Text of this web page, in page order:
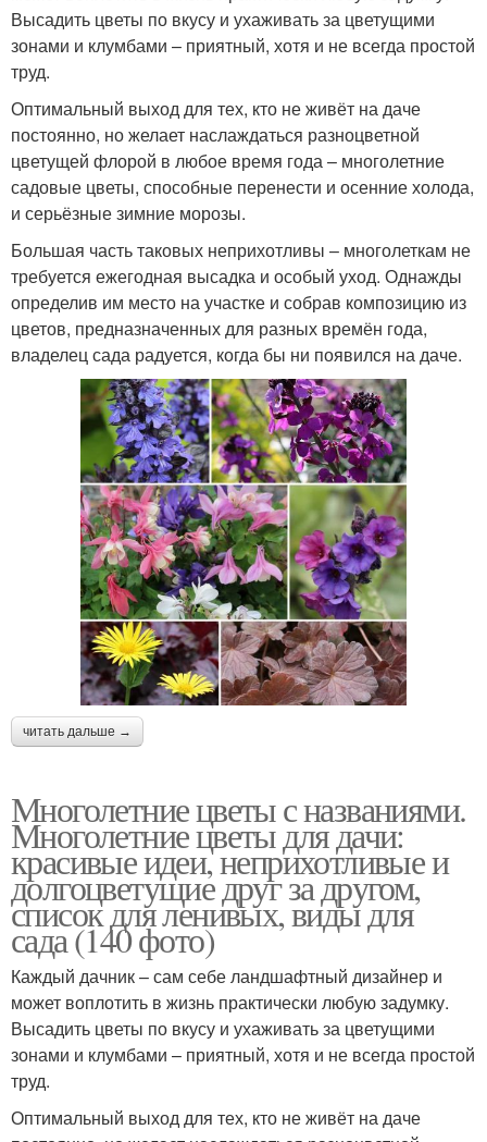
Высадить цветы по вкусу и ухаживать за цветущими
зонами и клумбами – приятный, хотя и не всегда простой
труд.
Оптимальный выход для тех, кто не живёт на даче
постоянно, но желает наслаждаться разноцветной
цветущей флорой в любое время года – многолетние
садовые цветы, способные перенести и осенние холода,
и серьёзные зимние морозы.
Большая часть таковых неприхотливы – многолеткам не
требуется ежегодная высадка и особый уход. Однажды
определив им место на участке и собрав композицию из
цветов, предназначенных для разных времён года,
владелец сада радуется, когда бы ни появился на даче.
читать дальше →
Многолетние цветы с названиями.
Многолетние цветы для дачи:
красивые идеи, неприхотливые и
долгоцветущие друг за другом,
список для ленивых, виды для
сада (140 фото)
Каждый дачник – сам себе ландшафтный дизайнер и
может воплотить в жизнь практически любую задумку.
Высадить цветы по вкусу и ухаживать за цветущими
зонами и клумбами – приятный, хотя и не всегда простой
труд.
Оптимальный выход для тех, кто не живёт на даче